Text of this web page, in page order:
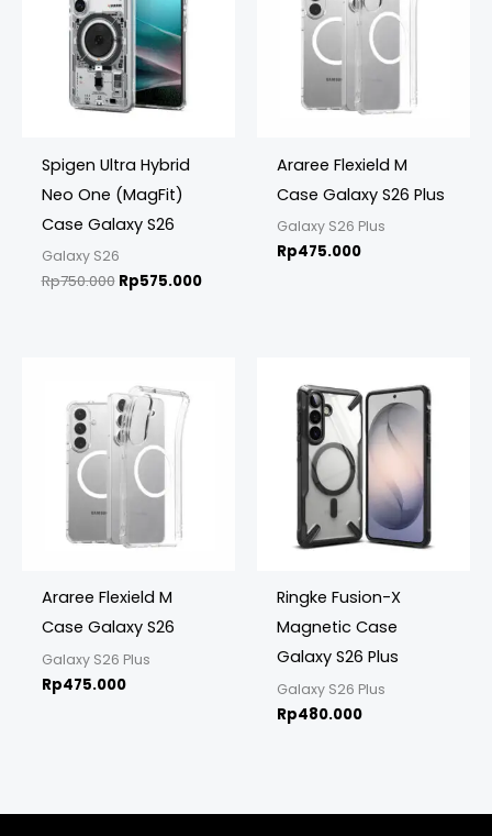
Spigen Ultra Hybrid
Neo One (MagFit)
Case Galaxy S26
Galaxy S26
Rp750.000 Rp575.000
Araree Flexield M
Case Galaxy S26 Plus
Galaxy S26 Plus
Rp475.000
Araree Flexield M
Case Galaxy S26
Galaxy S26 Plus
Rp475.000
Ringke Fusion-X
Magnetic Case
Galaxy S26 Plus
Galaxy S26 Plus
Rp480.000